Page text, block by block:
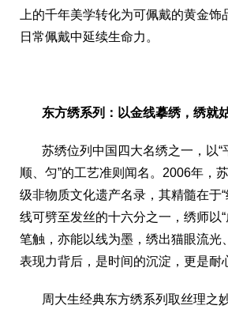
上的千年美学转化为可佩戴的黄金饰
日常佩戴中延续生命力。
东方绣系列 ：以金线摹绣，绣就
苏绣位列中国四大名绣之一，以“
顺、匀”的工艺准则闻名。2006年，
级非物质文化遗产名录，其精髓在于“
线可劈至发丝的十六分之一，绣师以
笔触，亦能以线为墨，绣出猫眼流光
表现力背后，是时间的沉淀，更是耐
周大生经典东方绣系列取丝理之